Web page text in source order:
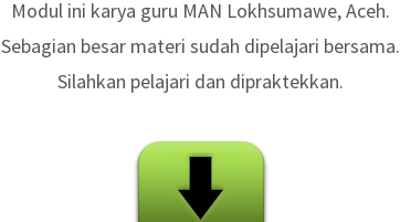
Modul ini karya guru MAN Lokhsumawe, Aceh.
Sebagian besar materi sudah dipelajari bersama.
Silahkan pelajari dan dipraktekkan.